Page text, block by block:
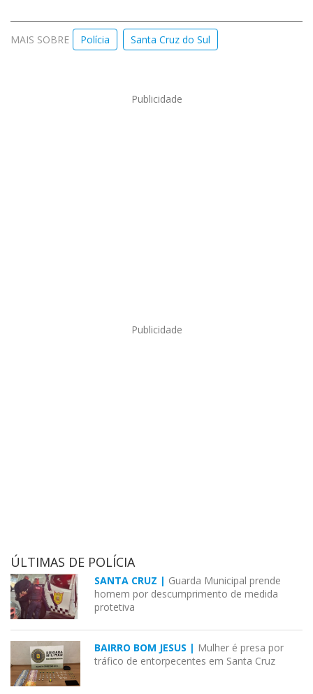
MAIS SOBRE Polícia Santa Cruz do Sul
Publicidade
Publicidade
ÚLTIMAS DE POLÍCIA
SANTA CRUZ | Guarda Municipal prende
homem por descumprimento de medida
protetiva
BAIRRO BOM JESUS | Mulher é presa por
tráfico de entorpecentes em Santa Cruz